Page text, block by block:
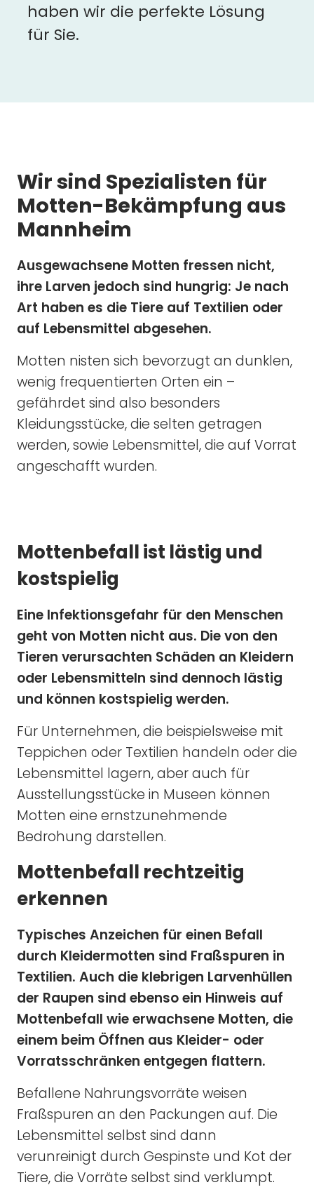
haben wir die perfekte Lösung
für Sie.
Wir sind Spezialisten für
Motten-Bekämpfung aus
Mannheim
Ausgewachsene Motten fressen nicht,
ihre Larven jedoch sind hungrig: Je nach
Art haben es die Tiere auf Textilien oder
auf Lebensmittel abgesehen.
Motten nisten sich bevorzugt an dunklen,
wenig frequentierten Orten ein –
gefährdet sind also besonders
Kleidungsstücke, die selten getragen
werden, sowie Lebensmittel, die auf Vorrat
angeschafft wurden.
Mottenbefall ist lästig und
kostspielig
Eine Infektionsgefahr für den Menschen
geht von Motten nicht aus. Die von den
Tieren verursachten Schäden an Kleidern
oder Lebensmitteln sind dennoch lästig
und können kostspielig werden.
Für Unternehmen, die beispielsweise mit
Teppichen oder Textilien handeln oder die
Lebensmittel lagern, aber auch für
Ausstellungsstücke in Museen können
Motten eine ernstzunehmende
Bedrohung darstellen.
Mottenbefall rechtzeitig
erkennen
Typisches Anzeichen für einen Befall
durch Kleidermotten sind Fraßspuren in
Textilien. Auch die klebrigen Larvenhüllen
der Raupen sind ebenso ein Hinweis auf
Mottenbefall wie erwachsene Motten, die
einem beim Öffnen aus Kleider- oder
Vorratsschränken entgegen flattern.
Befallene Nahrungsvorräte weisen
Fraßspuren an den Packungen auf. Die
Lebensmittel selbst sind dann
verunreinigt durch Gespinste und Kot der
Tiere, die Vorräte selbst sind verklumpt.